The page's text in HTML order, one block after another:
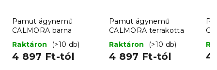
Pamut ágynemű
CALMORA barna
Raktáron
(>10 db)
4 897 Ft-tól
Pamut ágynemű
CALMORA terrakotta
Raktáron
(>10 db)
4 897 Ft-tól 4